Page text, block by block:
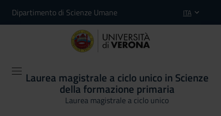
Dipartimento di Scienze Umane ITA
Laurea magistrale a ciclo unico in Scienze
della formazione primaria
Laurea magistrale a ciclo unico